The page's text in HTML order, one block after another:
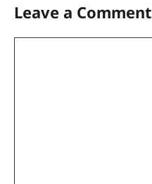
Leave a Comment